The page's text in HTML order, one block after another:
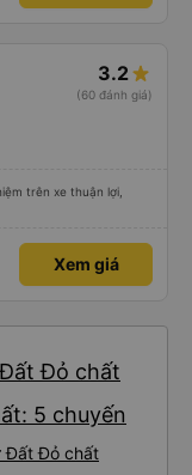
3.2
(60 đánh giá)
trên xe thuận lợi,
Xem giá
Đỏ chất
5 chuyến
Đất Đỏ chất